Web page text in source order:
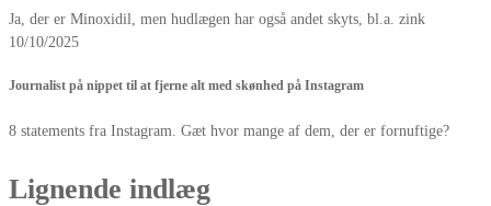
Ja, der er Minoxidil, men hudlægen har også andet skyts, bl.a. zink
10/10/2025
Journalist på nippet til at fjerne alt med skønhed på Instagram
8 statements fra Instagram. Gæt hvor mange af dem, der er fornuftige?
Lignende indlæg